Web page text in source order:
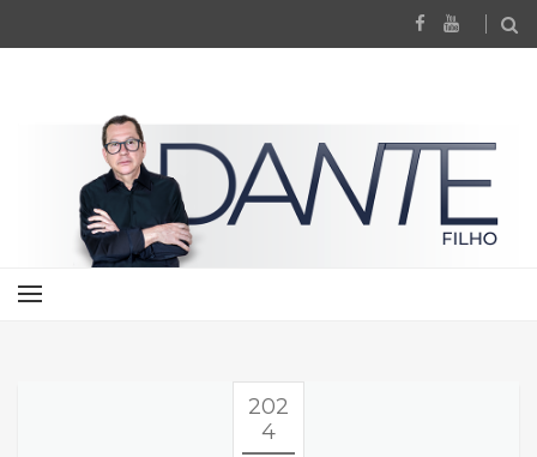
202
4